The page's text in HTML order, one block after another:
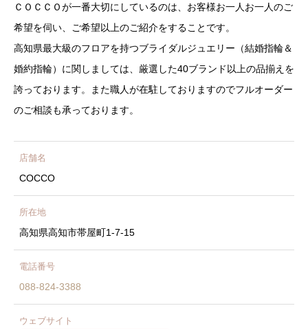
ＣＯＣＣＯが一番大切にしているのは、お客様お一人お一人のご
希望を伺い、ご希望以上のご紹介をすることです。
高知県最大級のフロアを持つブライダルジュエリー（結婚指輪＆
婚約指輪）に関しましては、厳選した40ブランド以上の品揃えを
誇っております。また職人が在駐しておりますのでフルオーダー
のご相談も承っております。
店舗名
COCCO
所在地
高知県高知市帯屋町1-7-15
電話番号
088-824-3388
ウェブサイト